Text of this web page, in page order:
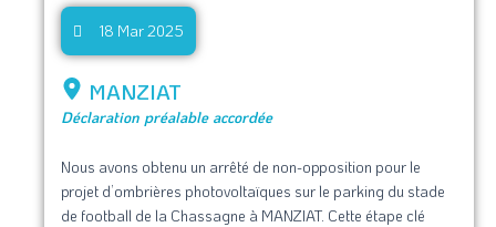
18 Mar 2025
MANZIAT
Déclaration préalable accordée
Nous avons obtenu un arrêté de non-opposition pour le
projet d’ombrières photovoltaïques sur le parking du stade
de football de la Chassagne à MANZIAT. Cette étape clé